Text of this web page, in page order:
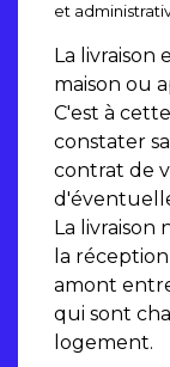
et
La livraison
maison ou
C'est à
constater
contrat de
La
la
amont
qui sont
logement.